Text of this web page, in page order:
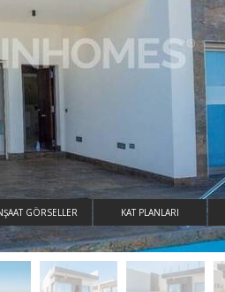
GÖRSELLER KAT PLANLARI